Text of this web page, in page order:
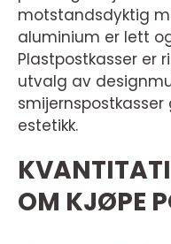
motstandsdyktig
aluminium er lett
Plastpostkasser er
utvalg av
estetikk.
OM KJØPE